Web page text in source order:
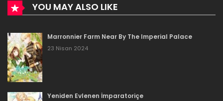
YOU MAY ALSO LIKE
Marronnier Farm Near By The Imperial Palace
23 Nisan 2024
Yeniden Evlenen İmparatoriçe